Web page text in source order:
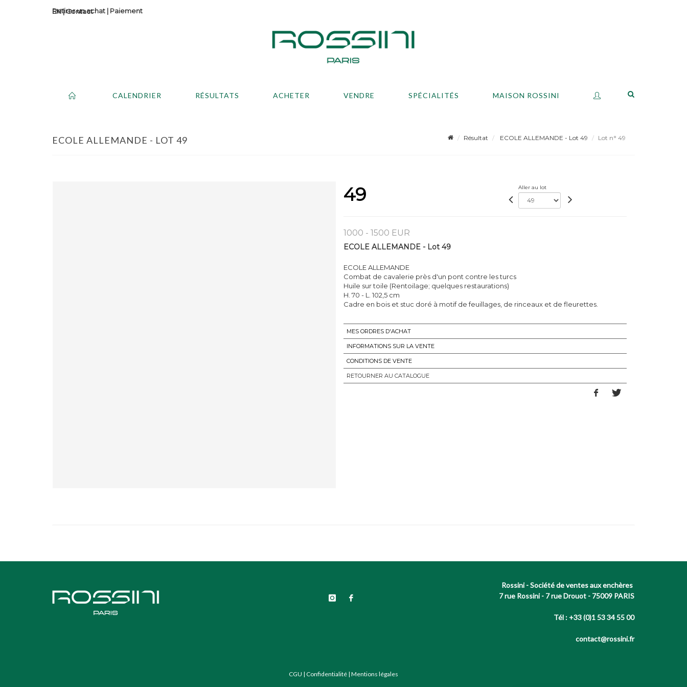
Contact
Retirer un achat | Paiement
CALENDRIER RÉSULTATS ACHETER VENDRE SPÉCIALITÉS MAISON ROSSINI
ECOLE ALLEMANDE - LOT 49 Résultat ECOLE ALLEMANDE - Lot 49 Lot n° 49
49 Aller au lot
1000 - 1500 EUR
ECOLE ALLEMANDE - Lot 49
ECOLE ALLEMANDE
Combat de cavalerie près d'un pont contre les turcs
Huile sur toile (Rentoilage; quelques restaurations)
H. 70 - L. 102,5 cm
Cadre en bois et stuc doré à motif de feuillages, de rinceaux et de fleurettes.
MES ORDRES D'ACHAT
INFORMATIONS SUR LA VENTE
CONDITIONS DE VENTE
RETOURNER AU CATALOGUE
Rossini - Société de ventes aux enchères
7 rue Rossini - 7 rue Drouot - 75009 PARIS
Tél : +33 (0)1 53 34 55 00
contact@rossini.fr
CGU | Confidentialité | Mentions légales